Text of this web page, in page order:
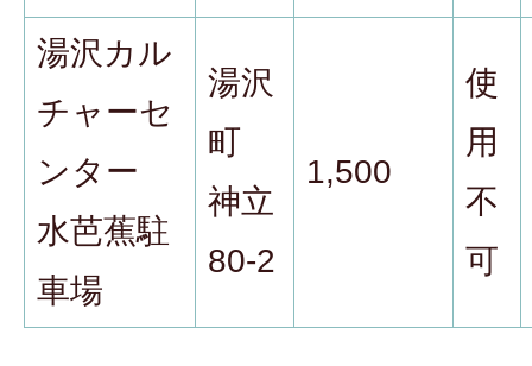
湯沢カル
チャーセ
ンター
水芭蕉駐
車場
湯沢
町
神立
80-2
1,500
使
用
不
可